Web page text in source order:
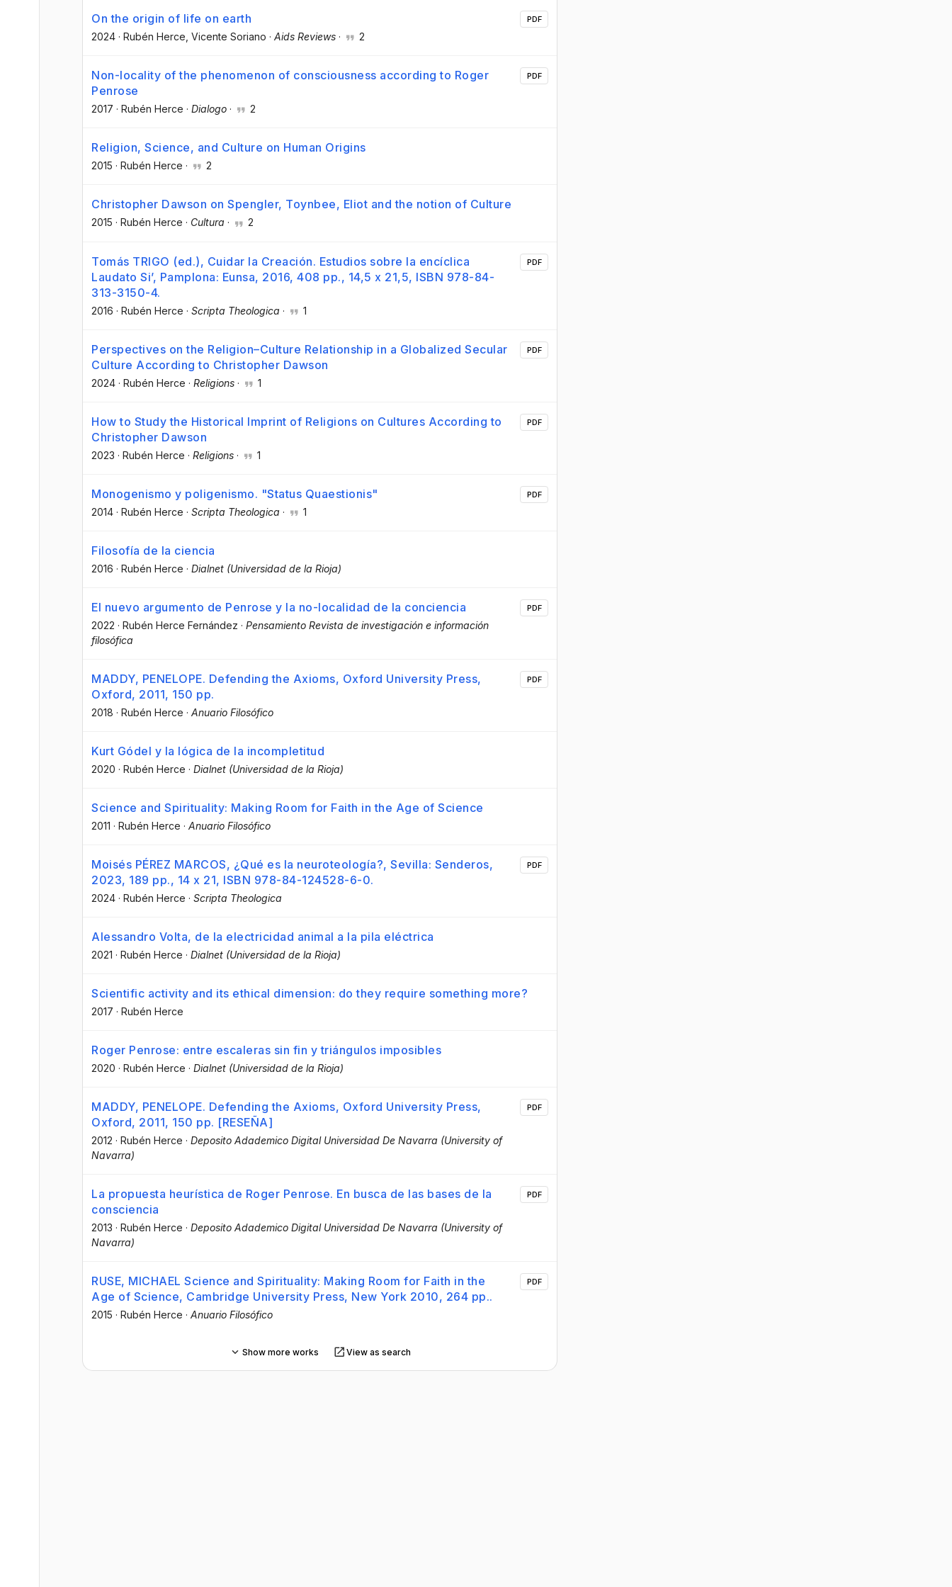
On the origin of life on earth
2024 · Rubén Herce , Vicente Soriano · Aids Reviews · 2
PDF
Non-locality of the phenomenon of consciousness according to Roger
Penrose
2017 · Rubén Herce · Dialogo · 2
PDF
Religion, Science, and Culture on Human Origins
2015 · Rubén Herce · 2
Christopher Dawson on Spengler, Toynbee, Eliot and the notion of Culture
2015 · Rubén Herce · Cultura · 2
Tomás TRIGO (ed.), Cuidar la Creación. Estudios sobre la encíclica
Laudato Si’, Pamplona: Eunsa, 2016, 408 pp., 14,5 x 21,5, ISBN 978-84-
313-3150-4.
2016 · Rubén Herce · Scripta Theologica · 1
PDF
Perspectives on the Religion–Culture Relationship in a Globalized Secular
Culture According to Christopher Dawson
2024 · Rubén Herce · Religions · 1
PDF
How to Study the Historical Imprint of Religions on Cultures According to
Christopher Dawson
2023 · Rubén Herce · Religions · 1
PDF
Monogenismo y poligenismo. "Status Quaestionis"
2014 · Rubén Herce · Scripta Theologica · 1
PDF
Filosofía de la ciencia
2016 · Rubén Herce · Dialnet (Universidad de la Rioja)
El nuevo argumento de Penrose y la no-localidad de la conciencia
2022 · Rubén Herce Fernández · Pensamiento Revista de investigación e información
filosófica
PDF
MADDY, PENELOPE. Defending the Axioms, Oxford University Press,
Oxford, 2011, 150 pp.
2018 · Rubén Herce · Anuario Filosófico
PDF
Kurt Gódel y la lógica de la incompletitud
2020 · Rubén Herce · Dialnet (Universidad de la Rioja)
Science and Spirituality: Making Room for Faith in the Age of Science
2011 · Rubén Herce · Anuario Filosófico
Moisés PÉREZ MARCOS, ¿Qué es la neuroteología?, Sevilla: Senderos,
2023, 189 pp., 14 x 21, ISBN 978-84-124528-6-0.
2024 · Rubén Herce · Scripta Theologica
PDF
Alessandro Volta, de la electricidad animal a la pila eléctrica
2021 · Rubén Herce · Dialnet (Universidad de la Rioja)
Scientific activity and its ethical dimension: do they require something more?
2017 · Rubén Herce
Roger Penrose: entre escaleras sin fin y triángulos imposibles
2020 · Rubén Herce · Dialnet (Universidad de la Rioja)
MADDY, PENELOPE. Defending the Axioms, Oxford University Press,
Oxford, 2011, 150 pp. [RESEÑA]
2012 · Rubén Herce · Deposito Adademico Digital Universidad De Navarra (University of
Navarra)
PDF
La propuesta heurística de Roger Penrose. En busca de las bases de la
consciencia
2013 · Rubén Herce · Deposito Adademico Digital Universidad De Navarra (University of
Navarra)
PDF
RUSE, MICHAEL Science and Spirituality: Making Room for Faith in the
Age of Science, Cambridge University Press, New York 2010, 264 pp..
2015 · Rubén Herce · Anuario Filosófico
PDF
Show more works View as search